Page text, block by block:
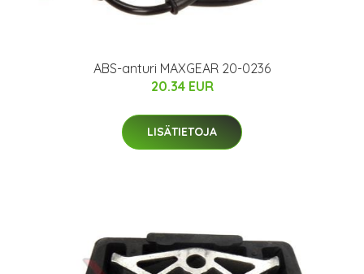
ABS-anturi MAXGEAR 20-0236
20.34 EUR
LISÄTIETOJA